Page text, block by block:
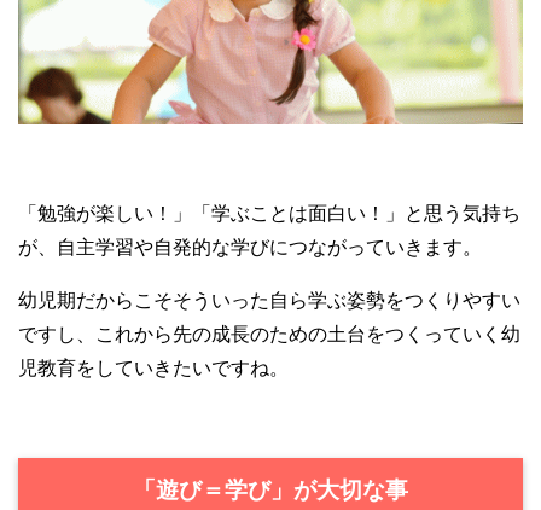
「勉強が楽しい！」「学ぶことは面白い！」と思う気持ち
が、自主学習や自発的な学びにつながっていきます。
幼児期だからこそそういった自ら学ぶ姿勢をつくりやすい
ですし、これから先の成長のための土台をつくっていく幼
児教育をしていきたいですね。
「遊び＝学び」が大切な事